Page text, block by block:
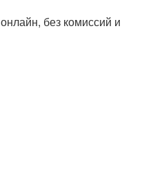
онлайн, без комиссий и